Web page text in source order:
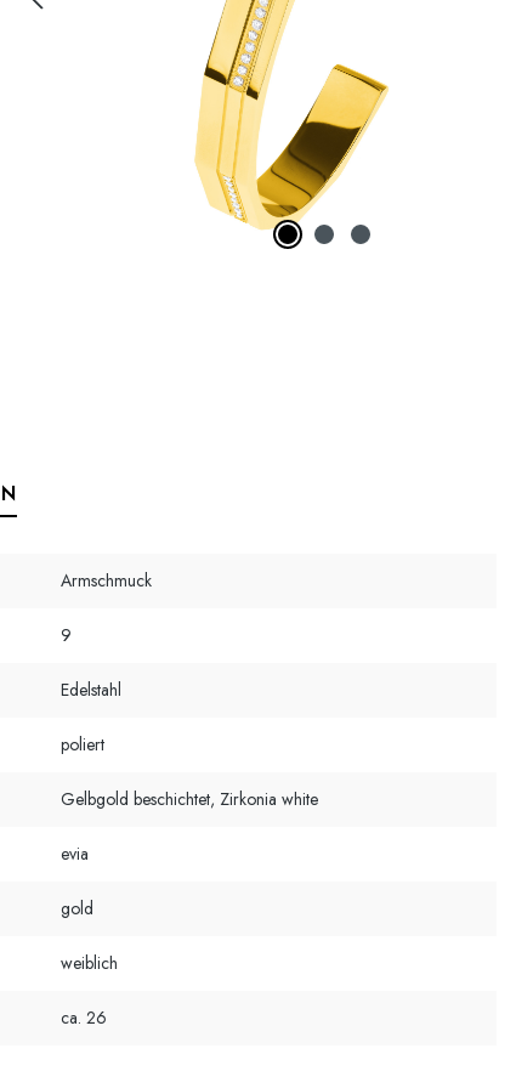
Armschmuck
9
Edelstahl
poliert
Gelbgold beschichtet, Zirkonia white
evia
gold
weiblich
ca. 26